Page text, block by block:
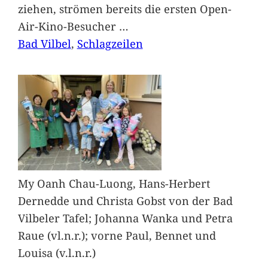
ziehen, strömen bereits die ersten Open-
Air-Kino-Besucher …
Bad Vilbel, Schlagzeilen
My Oanh Chau-Luong, Hans-Herbert
Dernedde und Christa Gobst von der Bad
Vilbeler Tafel; Johanna Wanka und Petra
Raue (vl.n.r.); vorne Paul, Bennet und
Louisa (v.l.n.r.)